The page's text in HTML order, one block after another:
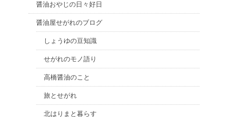
醤油おやじの日々好日
醤油屋せがれのブログ
しょうゆの豆知識
せがれのモノ語り
高橋醤油のこと
旅とせがれ
北はりまと暮らす